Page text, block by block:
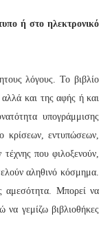
ή στο ηλεκτρονικό
λόγους. Το βιβλίο
και της αφής ή και
υπογράμμισης
κρίσεων, εντυπώσεων,
που φιλοξενούν,
αληθινό κόσμημα.
αμεσότητα. Μπορεί να
να γεμίζω βιβλιοθήκες